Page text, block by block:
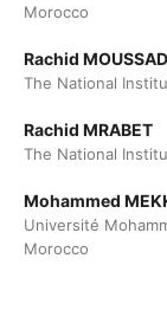
Morocco
Rachid
The National
Rachid MRABET
The National
Mohammed
Université
Morocco